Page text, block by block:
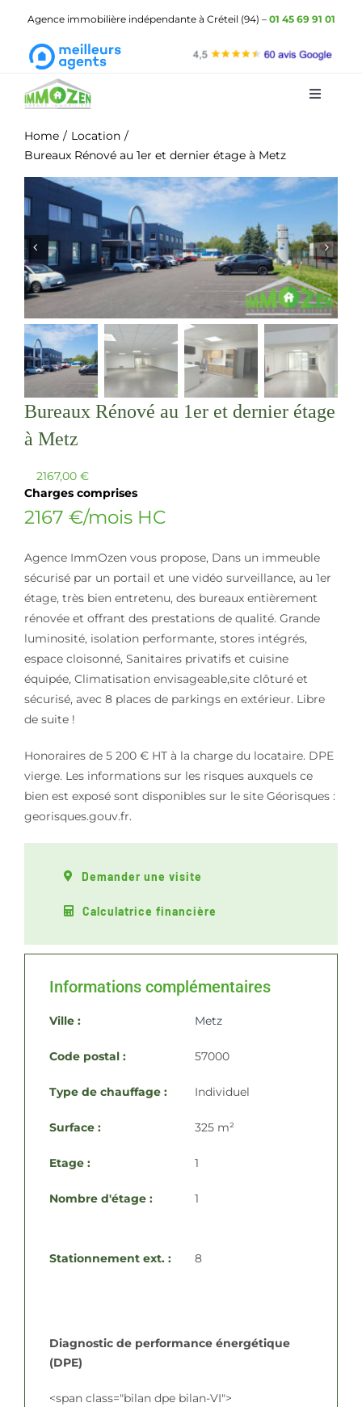
contenu
Agence immobilière indépendante à Créteil (94) – 01 45 69 91 01
Toggle
ImmOzen
Les biens à louer
Gestion locative
Demander une estimation
Home
Location
Bureaux Rénové au 1er et dernier étage à Metz
Bureaux Rénové au 1er et dernier étage
à Metz
2167,00 €
Charges comprises
2167 €/mois HC
Agence ImmOzen vous propose, Dans un immeuble
sécurisé par un portail et une vidéo surveillance, au 1er
étage, très bien entretenu, des bureaux entièrement
rénovée et offrant des prestations de qualité. Grande
luminosité, isolation performante, stores intégrés,
espace cloisonné, Sanitaires privatifs et cuisine
équipée, Climatisation envisageable,site clôturé et
sécurisé, avec 8 places de parkings en extérieur. Libre
de suite !
Honoraires de 5 200 € HT à la charge du locataire. DPE
vierge. Les informations sur les risques auxquels ce
bien est exposé sont disponibles sur le site Géorisques :
georisques.gouv.fr.
Demander une visite
Calculatrice financière
Informations complémentaires
Ville : Metz
Code postal : 57000
Type de chauffage : Individuel
Surface : 325 m²
Etage : 1
Nombre d'étage : 1
Stationnement ext. : 8
Diagnostic de performance énergétique
(DPE)
<span class="bilan dpe bilan-VI">